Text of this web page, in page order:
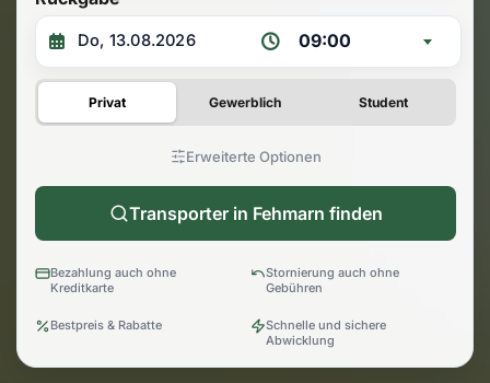
09:00
Privat Gewerblich Student
Erweiterte Optionen
Transporter in Fehmarn finden
Bezahlung auch ohne
Kreditkarte
Stornierung auch ohne
Gebühren
Bestpreis & Rabatte
Schnelle und sichere
Abwicklung